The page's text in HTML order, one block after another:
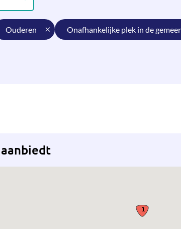
ouderen onafhankelijke plek in de